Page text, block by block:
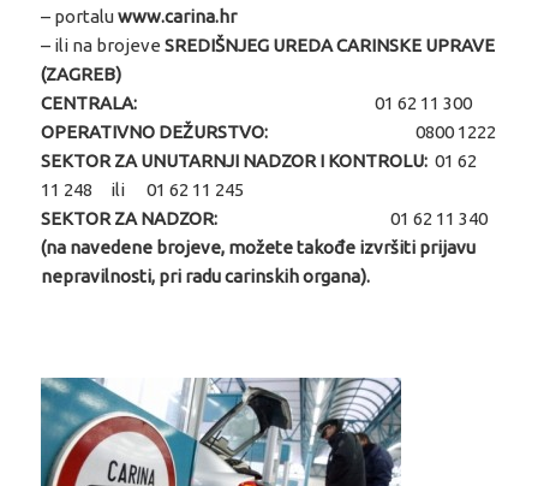
– portaluwww.carina.hr
– ili na brojeveSREDIŠNJEG UREDA CARINSKE UPRAVE
(ZAGREB)
CENTRALA: 01 62 11 300
OPERATIVNO DEŽURSTVO: 0800 1222
SEKTOR ZA UNUTARNJI NADZOR I KONTROLU: 01 62
11 248 ili 01 62 11 245
SEKTOR ZA NADZOR: 01 62 11 340
(na navedene brojeve, možete takođe izvršiti prijavu
nepravilnosti, pri radu carinskih organa).